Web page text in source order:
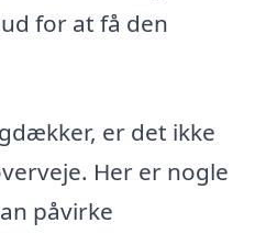
for at få den
er det ikke
Her er nogle
påvirke